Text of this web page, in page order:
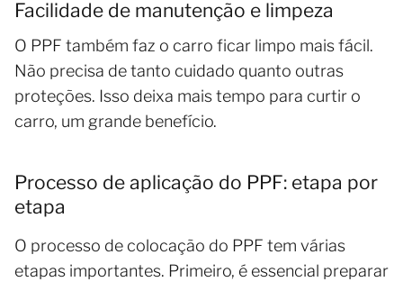
Facilidade de manutenção e limpeza
O PPF também faz o carro ficar limpo mais fácil.
Não precisa de tanto cuidado quanto outras
proteções. Isso deixa mais tempo para curtir o
carro, um grande benefício.
Processo de aplicação do PPF: etapa por
etapa
O processo de colocação do PPF tem várias
etapas importantes. Primeiro, é essencial preparar